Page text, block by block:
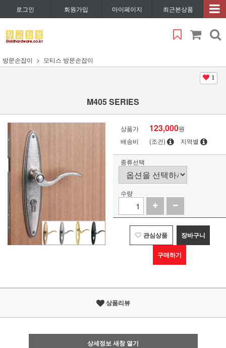
로그인 회원가입 마이페이지 최근본상품
방문손잡이 모티스 방문손잡이
1
M405 SERIES
상품가 123,000원
배송비
(조건) 지역별
종류선택
수량
관심상품 장바구니
구매하기
상품리뷰
상세정보 새창 열기